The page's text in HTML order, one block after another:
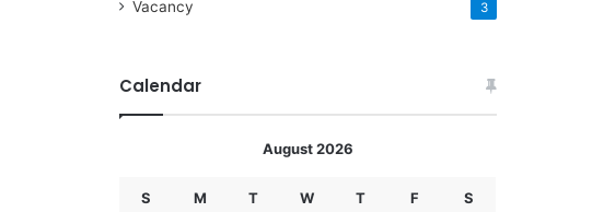
Vacancy 3
Calendar
August 2026
S M T W T F S